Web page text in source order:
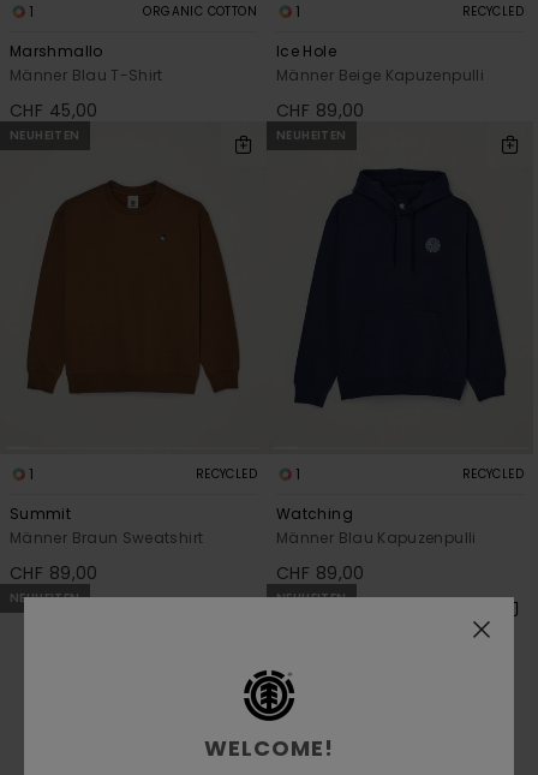
1 ORGANIC COTTON
Marshmallo
Männer Blau T-Shirt
CHF 45,00
1 RECYCLED
Ice Hole
Männer Beige Kapuzenpulli
CHF 89,00
NEUHEITEN
1 RECYCLED
Summit
Männer Braun Sweatshirt
CHF 89,00
NEUHEITEN
1 RECYCLED
Watching
Männer Blau Kapuzenpulli
CHF 89,00
NEUHEITEN NEUHEITEN
WELCOME!